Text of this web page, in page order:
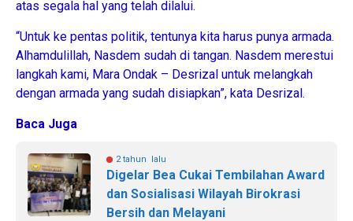
atas segala hal yang telah dilalui.
“Untuk ke pentas politik, tentunya kita harus punya armada.
Alhamdulillah, Nasdem sudah di tangan. Nasdem merestui
langkah kami, Mara Ondak – Desrizal untuk melangkah
dengan armada yang sudah disiapkan”, kata Desrizal.
Baca Juga
2 tahun lalu
Digelar Bea Cukai Tembilahan Award
dan Sosialisasi Wilayah Birokrasi
Bersih dan Melayani